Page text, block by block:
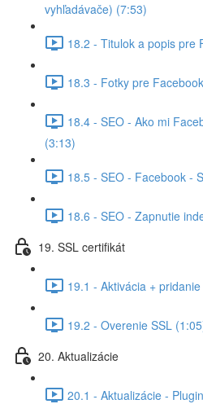
vyhľadávače) (7:53)
18.2 - Titulok a popis pre
18.3 - Fotky pre
18.4 - SEO - Ako mi
(3:13)
18.5 - SEO - Facebook -
18.6 - SEO - Zapnutie
19. SSL certifikát
19.1 - Aktivácia +
19.2 - Overenie SSL
20. Aktualizácie
20.1 - Aktualizácie -